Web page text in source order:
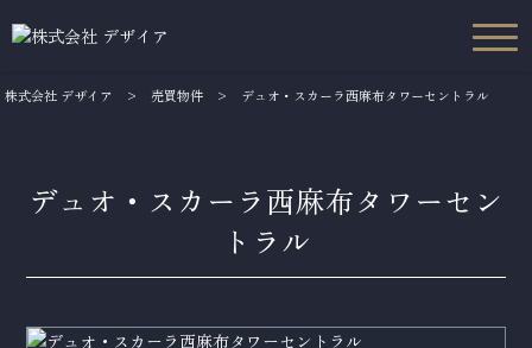
株式会社 デザイア > 売買物件 > デュオ・スカーラ西麻布タワーセントラル
デュオ・スカーラ西麻布タワーセン
トラル